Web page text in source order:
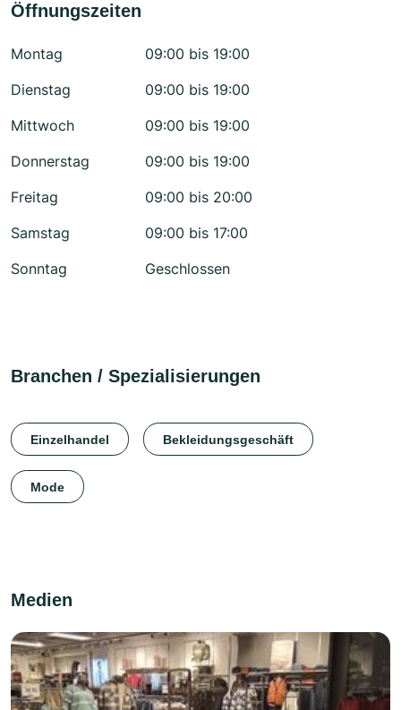
Öffnungszeiten
Montag
09:00 bis 19:00
Dienstag
09:00 bis 19:00
Mittwoch
09:00 bis 19:00
Donnerstag
09:00 bis 19:00
Freitag
09:00 bis 20:00
Samstag
09:00 bis 17:00
Sonntag
Geschlossen
Branchen / Spezialisierungen
Einzelhandel Bekleidungsgeschäft
Mode
Medien